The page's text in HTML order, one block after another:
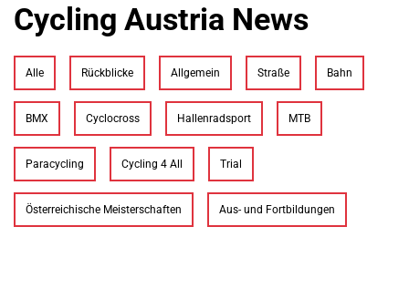
Cycling Austria News
Alle Rückblicke Allgemein Straße Bahn
BMX Cyclocross Hallenradsport MTB
Paracycling Cycling 4 All Trial
Österreichische Meisterschaften Aus- und Fortbildungen